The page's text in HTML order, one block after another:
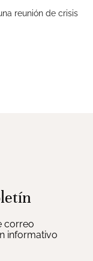
reunión de crisis
correo
informativo